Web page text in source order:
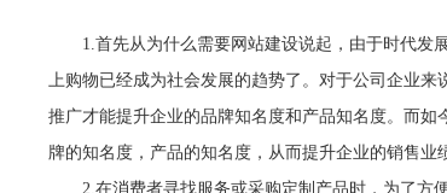
1.首先从为什么需要网站建设说起，由于时代发
上购物已经成为社会发展的趋势了。对于公司企业
推广才能提升企业的品牌知名度和产品知名度。而
牌的知名度，产品的知名度，从而提升企业的销售业
2.在消费者寻找服务或采购定制产品时，为了方